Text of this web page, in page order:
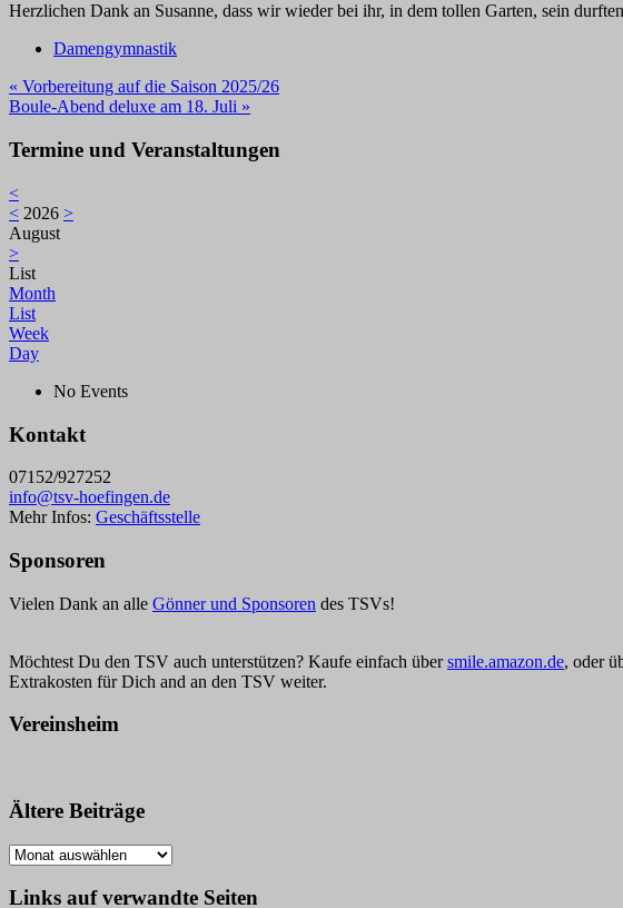
Herzlichen Dank an Susanne, dass wir wieder bei ihr, in dem tollen Garten, sein
Damengymnastik
Beitragsnavigation
« Vorbereitung auf die Saison 2025/26
Boule-Abend deluxe am 18. Juli »
Termine und Veranstaltungen
<
< 2026 >
August
>
List
Month
List
Week
Day
No Events
Kontakt
07152/927252
info@tsv-hoefingen.de
Mehr Infos: Geschäftsstelle
Sponsoren
Vielen Dank an alle Gönner und Sponsoren des TSVs!
Möchtest Du den TSV auch unterstützen? Kaufe einfach übersmile.amazon.de, oder
Extrakosten für Dich and an den TSV weiter.
Vereinsheim
Ältere Beiträge
Ältere
Links auf verwandte Seiten